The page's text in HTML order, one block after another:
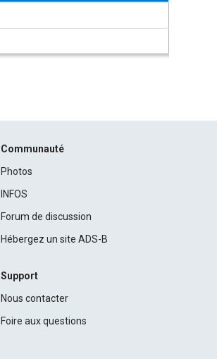
Communauté
Photos
INFOS
Forum de discussion
Hébergez un site ADS-B
Support
Nous contacter
Foire aux questions